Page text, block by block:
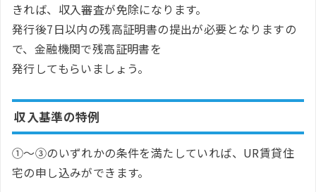
きれば、収入審査が免除になります。
発行後7日以内の残高証明書の提出が必要となりますの
で、金融機関で残高証明書を
発行してもらいましょう。
収入基準の特例
①〜③のいずれかの条件を満たしていれば、UR賃貸住
宅の申し込みができます。